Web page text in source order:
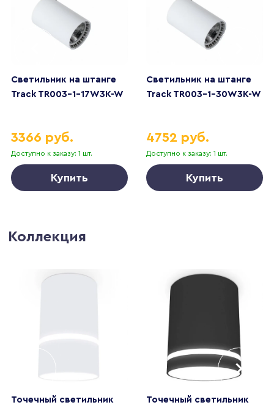
Светильник на штанге
Track TR003-1-17W3K-W
Доступно к заказу: 1 шт.
3366 руб.
Купить
Светильник на штанге
Track TR003-1-30W3K-W
Доступно к заказу: 1 шт.
4752 руб.
Купить
Коллекция
Точечный светильник
Точечный светильник